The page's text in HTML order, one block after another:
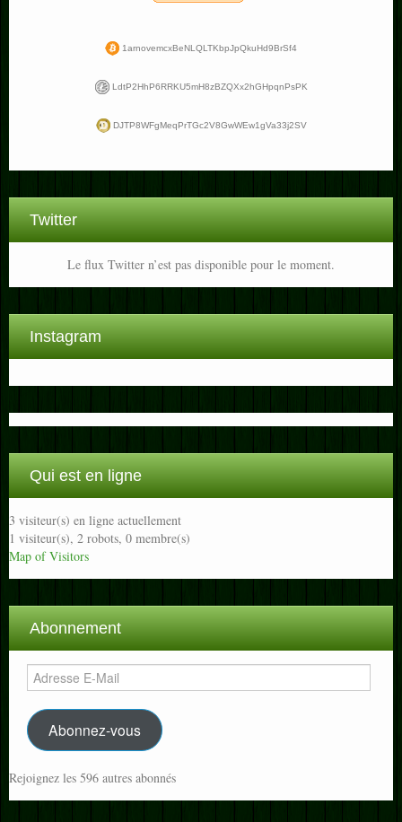
1arnovemcxBeNLQLTKbpJpQkuHd9BrSf4
LdtP2HhP6RRKU5mH8zBZQXx2hGHpqnPsPK
DJTP8WFgMeqPrTGc2V8GwWEw1gVa33j2SV
Twitter
Le flux Twitter n’est pas disponible pour le moment.
Instagram
Qui est en ligne
3 visiteur(s) en ligne actuellement
1 visiteur(s), 2 robots, 0 membre(s)
Map of Visitors
Abonnement
Adresse
E-
Mail
Abonnez-vous
Rejoignez les 596 autres abonnés